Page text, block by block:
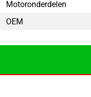
Motoronderdelen
OEM